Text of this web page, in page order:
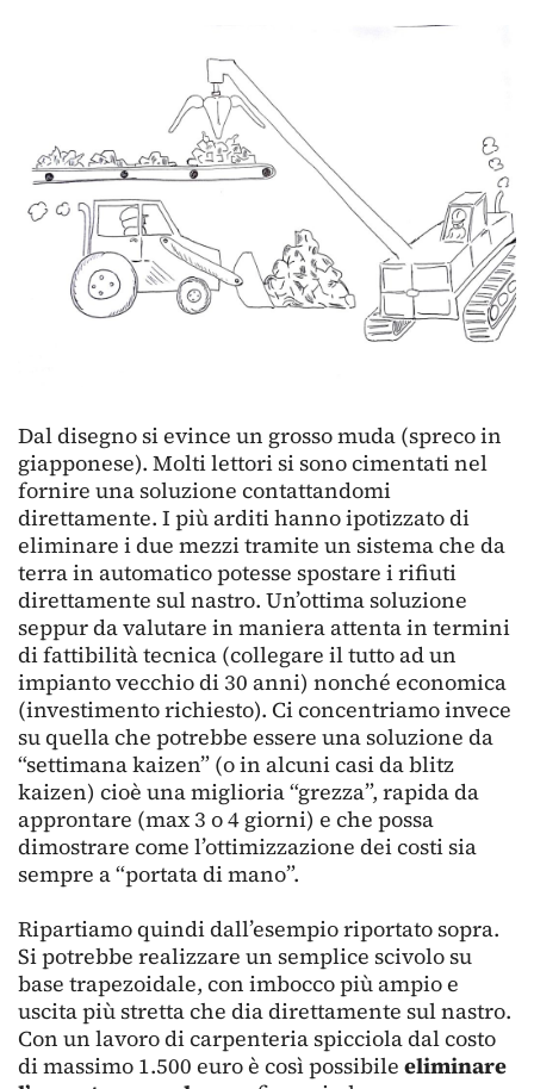
Dal disegno si evince un grosso muda (spreco in
giapponese). Molti lettori si sono cimentati nel
fornire una soluzione contattandomi
direttamente. I più arditi hanno ipotizzato di
eliminare i due mezzi tramite un sistema che da
terra in automatico potesse spostare i rifiuti
direttamente sul nastro. Un’ottima soluzione
seppur da valutare in maniera attenta in termini
di fattibilità tecnica (collegare il tutto ad un
impianto vecchio di 30 anni) nonché economica
(investimento richiesto). Ci concentriamo invece
su quella che potrebbe essere una soluzione da
“settimana kaizen” (o in alcuni casi da blitz
kaizen) cioè una miglioria “grezza”, rapida da
approntare (max 3 o 4 giorni) e che possa
dimostrare come l’ottimizzazione dei costi sia
sempre a “portata di mano”.
Ripartiamo quindi dall’esempio riportato sopra.
Si potrebbe realizzare un semplice scivolo su
base trapezoidale, con imbocco più ampio e
uscita più stretta che dia direttamente sul nastro.
Con un lavoro di carpenteria spicciola dal costo
di massimo 1.500 euro è così possibile eliminare